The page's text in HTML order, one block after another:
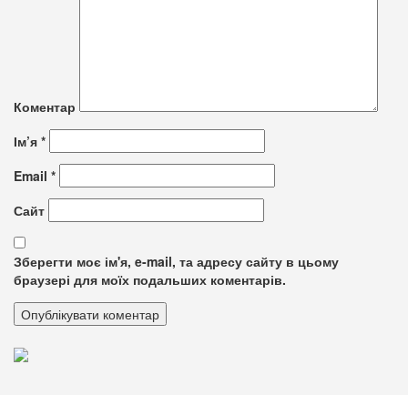
Коментар
Ім’я *
Email *
Сайт
Зберегти моє ім'я, e-mail, та адресу сайту в цьому
браузері для моїх подальших коментарів.